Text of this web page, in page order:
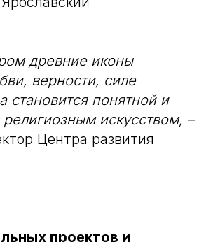
древние иконы
верности, силе
понятной и
искусством, –
Центра развития
проектов и